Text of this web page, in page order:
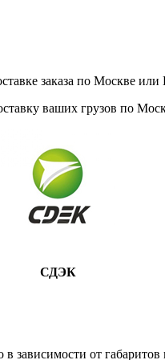
заказа по Москве
ваших грузов по
СДЭК
от